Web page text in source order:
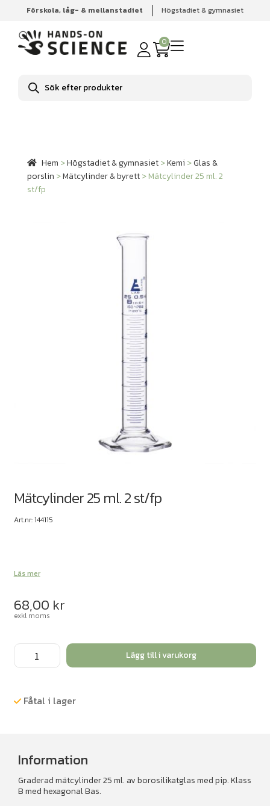
Förskola, låg- & mellanstadiet Högstadiet & gymnasiet
0
Produktsökning
Hem Högstadiet & gymnasiet Kemi
Glas & porslin
Mätcylinder & byrett
Mätcylinder 25 ml. 2 st/fp
Hem >Högstadiet & gymnasiet>Kemi >Glas &
porslin >Mätcylinder & byrett>Mätcylinder 25 ml. 2
st/fp
Mätcylinder 25 ml. 2 st/fp
Art.nr: 144115
Läs mer
68,00 kr
exkl moms
Mätcylinder
25
Lägg till i varukorg
Fåtal i lager
Information
Graderad mätcylinder 25 ml. av borosilikatglas med pip. Klass
B med hexagonal Bas.